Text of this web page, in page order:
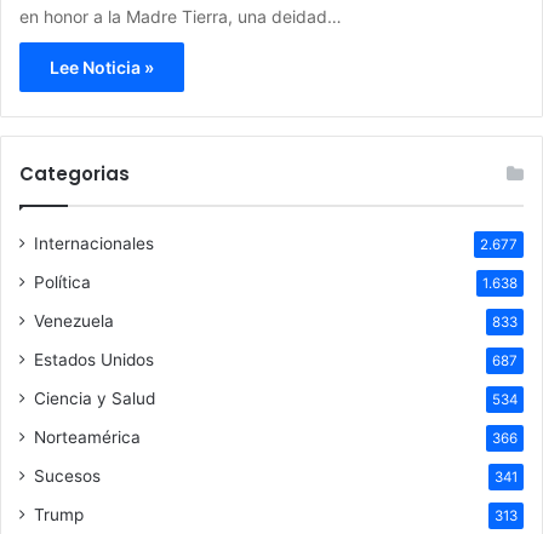
en honor a la Madre Tierra, una deidad…
Lee Noticia »
Categorias
Internacionales 2.677
Política 1.638
Venezuela 833
Estados Unidos 687
Ciencia y Salud 534
Norteamérica 366
Sucesos 341
Trump 313